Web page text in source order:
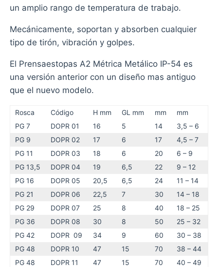
un amplio rango de temperatura de trabajo.
Mecánicamente, soportan y absorben cualquier
tipo de tirón, vibración y golpes.
El Prensaestopas A2 Métrica Metálico IP-54 es
una versión anterior con un diseño mas antiguo
que el nuevo modelo.
Rosca Código H mm GL mm mm
mm
PG 7
DOPR 01 16 5 14
3,5 – 6
PG 9
DOPR 02 17 6 17
4,5 – 7
PG 11
DOPR 03 18 6 20
6 – 9
PG 13,5
DOPR 04 19 6,5 22
9 – 12
PG 16
DOPR 05 20,5 6,5 24
11 – 14
PG 21
DOPR 06 22,5 7 30
14 – 18
PG 29
DOPR 07 25 8 40
18 – 25
PG 36
DOPR 08 30 8 50
25 – 32
PG 42
DOPR 09 34 9 60
30 – 38
PG 48
DOPR 10 47 15 70
38 – 44
PG 48
DOPR 11 47 15 70 40 – 49